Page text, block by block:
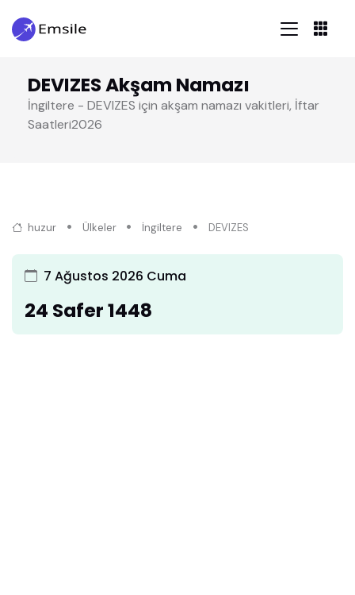
DEVIZES Akşam Namazı
İngiltere - DEVIZES için akşam namazı vakitleri, İftar
Saatleri2026
huzur Ülkeler İngiltere DEVIZES
7 Ağustos 2026 Cuma
24 Safer 1448